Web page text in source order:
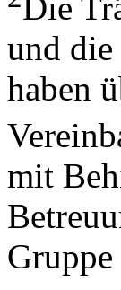
und
haben
mit